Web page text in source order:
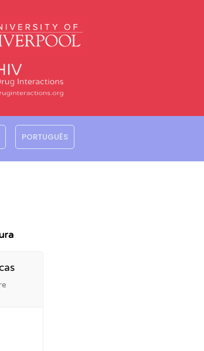
PORTUGUÊS